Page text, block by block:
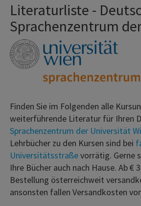
Literaturliste -
Sprachenzentrum
Finden Sie im Folgenden alle
weiterführende Literatur für Ihren
Sprachenzentrum der Universität
Lehrbücher zu den Kursen sind bei
Universitätsstraßevorrätig. Gerne
Ihre Bücher auch nach Hause. Ab €
Bestellung österreichweit
ansonsten fallen Versandkosten